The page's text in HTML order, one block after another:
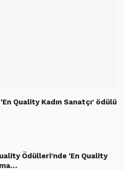
Quality Kadın Sanatçı’ ödülü
Ödülleri’nde ‘En Quality